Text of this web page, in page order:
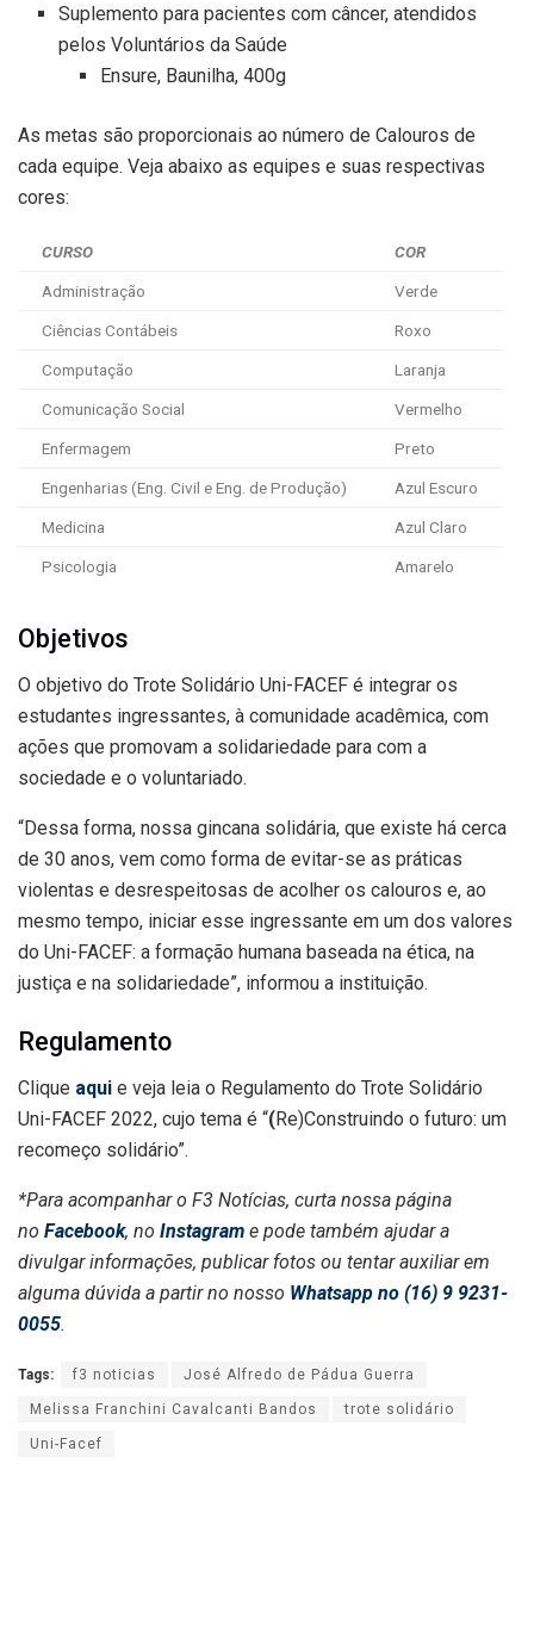
Suplemento para pacientes com câncer, atendidos
pelos Voluntários da Saúde
Ensure, Baunilha, 400g
As metas são proporcionais ao número de Calouros de
cada equipe. Veja abaixo as equipes e suas respectivas
cores:
CURSO COR
Administração Verde
Ciências Contábeis Roxo
Computação Laranja
Comunicação Social Vermelho
Enfermagem Preto
Engenharias (Eng. Civil e Eng. de Produção) Azul Escuro
Medicina Azul Claro
Psicologia Amarelo
Objetivos
O objetivo do Trote Solidário Uni-FACEF é integrar os
estudantes ingressantes, à comunidade acadêmica, com
ações que promovam a solidariedade para com a
sociedade e o voluntariado.
“Dessa forma, nossa gincana solidária, que existe há cerca
de 30 anos, vem como forma de evitar-se as práticas
violentas e desrespeitosas de acolher os calouros e, ao
mesmo tempo, iniciar esse ingressante em um dos valores
do Uni-FACEF: a formação humana baseada na ética, na
justiça e na solidariedade”, informou a instituição.
Regulamento
Clique aqui e veja leia o Regulamento do Trote Solidário
Uni-FACEF 2022, cujo tema é “(Re)Construindo o futuro: um
recomeço solidário”.
*Para acompanhar o F3 Notícias, curta nossa página
no Facebook, no Instagram e pode também ajudar a
divulgar informações, publicar fotos ou tentar auxiliar em
alguma dúvida a partir no nosso Whatsapp no (16) 9 9231-
0055.
Tags: f3 noticias José Alfredo de Pádua Guerra
Melissa Franchini Cavalcanti Bandos trote solidário
Uni-Facef